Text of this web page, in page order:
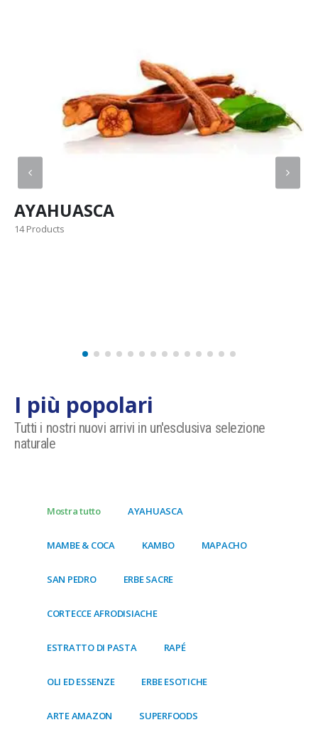
KAMBO
5 Products
I più popolari
Tutti i nostri nuovi arrivi in un'esclusiva selezione
naturale
Mostra tutto AYAHUASCA
MAMBE & COCA KAMBO MAPACHO
SAN PEDRO ERBE SACRE
CORTECCE AFRODISIACHE
ESTRATTO DI PASTA RAPÉ
OLI ED ESSENZE ERBE ESOTICHE
ARTE AMAZON SUPERFOODS